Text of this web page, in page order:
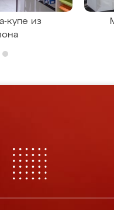
купе из